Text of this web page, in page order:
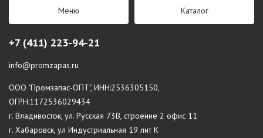
Меню Каталог
+7 (411) 223-94-21
info@promzapas.ru
ООО "Промзапас-ОПТ", ИНН:2536305150,
ОГРН:1172536029434
г. Владивосток, ул. Русская 73В, строение 2 офис 11
г. Хабаровск, ул Индустриальная 19 лит К